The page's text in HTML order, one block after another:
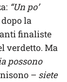
“Un po’
la
finaliste
verdetto. Ma
possono
– siete